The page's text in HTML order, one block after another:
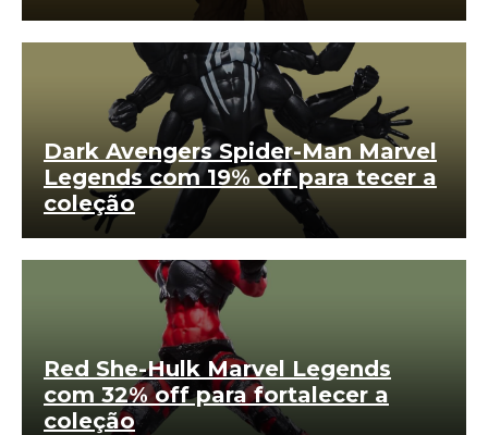
Dark Avengers Spider-Man Marvel
Legends com 19% off para tecer a
coleção
Red She-Hulk Marvel Legends
com 32% off para fortalecer a
coleção